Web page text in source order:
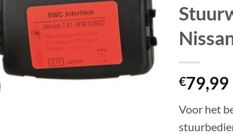
Toevoegen
aan
verlanglijst
€79,99
Voor het